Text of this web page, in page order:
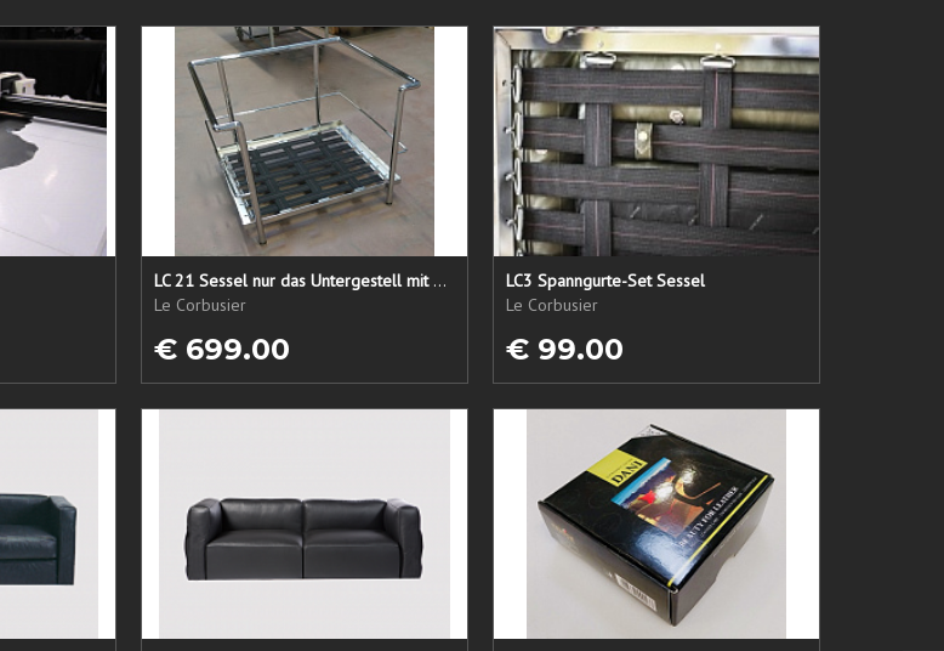
LC 21 Sessel nur das Untergestell mit elastischen Straps
Le Corbusier
€ 699.00
LC3 Spanngurte-Set Sessel
Le Corbusier
€ 99.00